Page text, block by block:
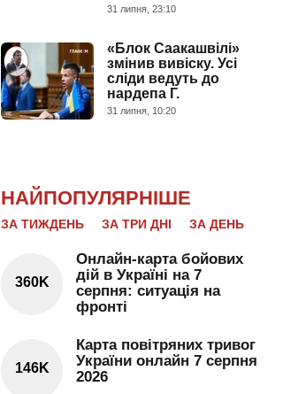
31 липня, 23:10
«Блок Саакашвілі»
змінив вивіску. Усі
сліди ведуть до
нардепа Г.
31 липня, 10:20
НАЙПОПУЛЯРНІШЕ
ЗА ТИЖДЕНЬ ЗА ТРИ ДНІ ЗА ДЕНЬ
360K
Онлайн-карта бойових
дій в Україні на 7
серпня: ситуація на
фронті
146K
Карта повітряних тривог
України онлайн 7 серпня
2026